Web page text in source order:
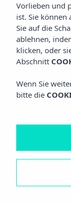
Vorlieben und
ist. Sie können
Sie auf die
ablehnen,
klicken, oder
Abschnitt
Wenn Sie
bitte die